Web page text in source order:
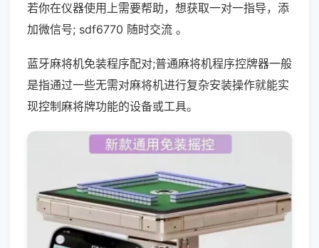
若你在仪器使用上需要帮助，想获取一对一指导，添
加微信号; sdf6770 随时交流 。
蓝牙麻将机免装程序配对;普通麻将机程序控牌器一般
是指通过一些无需对麻将机进行复杂安装操作就能实
现控制麻将牌功能的设备或工具。